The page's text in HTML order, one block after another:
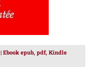
Ebook epub, pdf, Kindle